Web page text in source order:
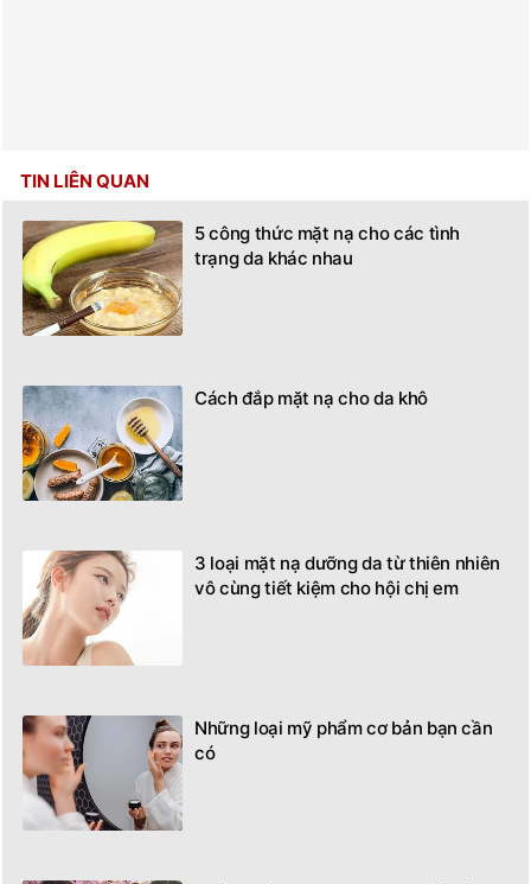
TIN LIÊN QUAN
5 công thức mặt nạ cho các tình
trạng da khác nhau
Cách đắp mặt nạ cho da khô
3 loại mặt nạ dưỡng da từ thiên nhiên
vô cùng tiết kiệm cho hội chị em
Những loại mỹ phẩm cơ bản bạn cần
có